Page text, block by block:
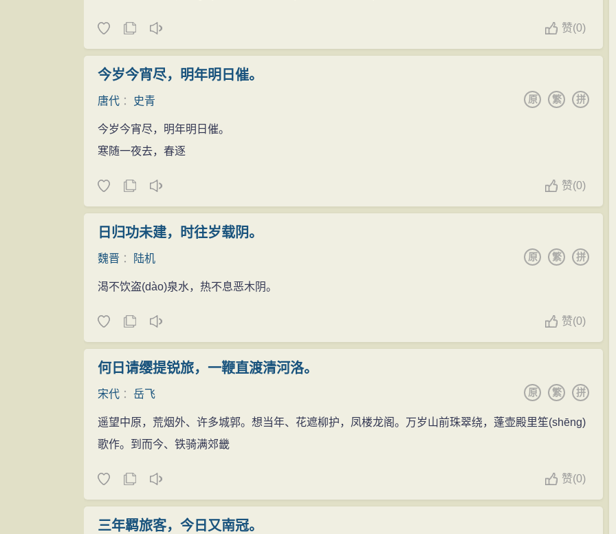
赞(0)
今岁今宵尽，明年明日催。
唐代 ： 史青 拼
繁
原
今岁今宵尽，明年明日催。
寒随一夜去，春逐
赞(0)
日归功未建，时往岁载阴。
魏晋 ： 陆机 拼
繁
原
渴不饮盗(dào)泉水，热不息恶木阴。
赞(0)
何日请缨提锐旅，一鞭直渡清河洛。
宋代 ： 岳飞 拼
繁
原
遥望中原，荒烟外、许多城郭。想当年、花遮柳护，凤楼龙阁。万岁山前珠翠绕，蓬壶殿里笙(shēng)
歌作。到而今、铁骑满郊畿
赞(0)
三年羁旅客，今日又南冠。